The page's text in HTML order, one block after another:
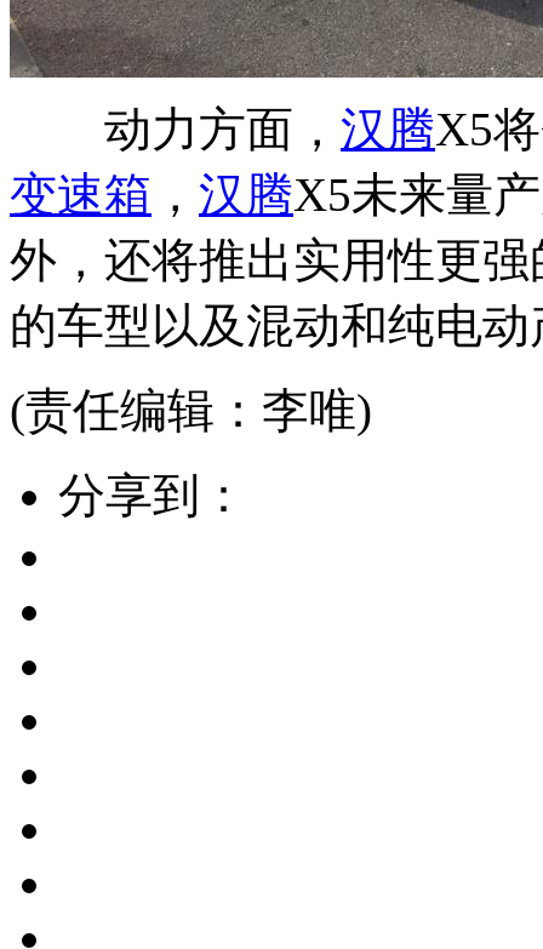
动力方面， 汉腾X5
变速箱 ， 汉腾X5未来量
外，还将推出实用性更
的车型以及混动和纯电
(责任编辑：李唯)
分享到：